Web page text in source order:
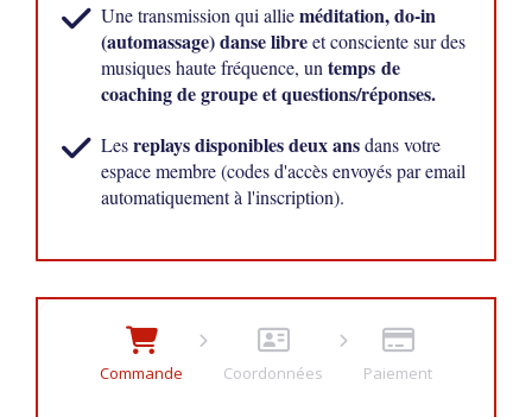
Une transmission qui allieméditation, do-in
(automassage)danse libreet consciente sur des
musiques haute fréquence, un temps de
coaching de groupe et questions/réponses.
Lesreplays disponibles deux ansdans votre
espace membre (codes d'accès envoyés par email
automatiquement à l'inscription).
Commande Coordonnées Paiement